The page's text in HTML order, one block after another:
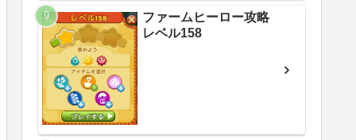
ファームヒーロー攻略
レベル158